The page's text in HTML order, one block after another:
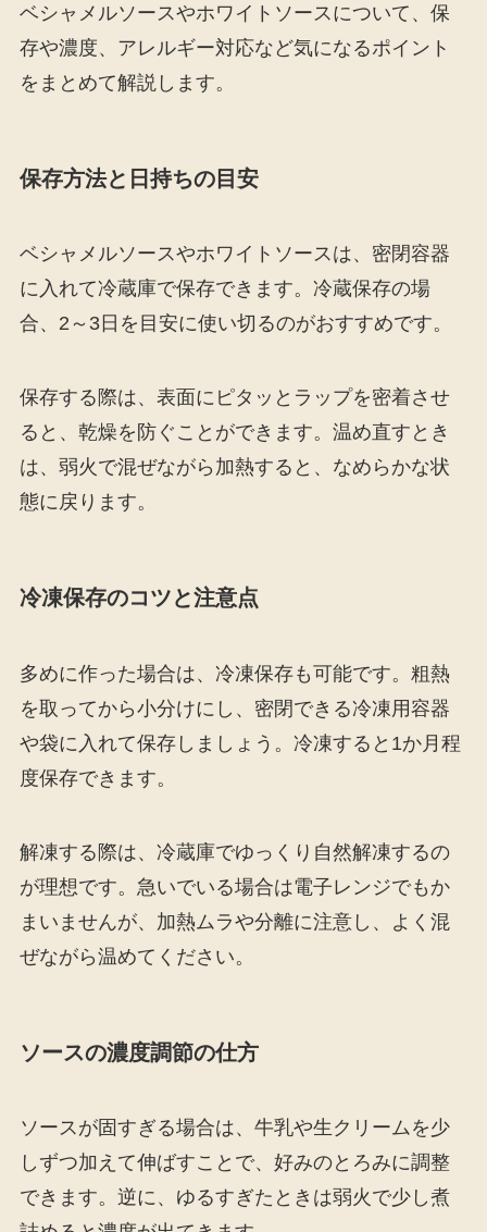
ベシャメルソースやホワイトソースについて、保
存や濃度、アレルギー対応など気になるポイント
をまとめて解説します。
保存方法と日持ちの目安
ベシャメルソースやホワイトソースは、密閉容器
に入れて冷蔵庫で保存できます。冷蔵保存の場
合、2～3日を目安に使い切るのがおすすめです。
保存する際は、表面にピタッとラップを密着させ
ると、乾燥を防ぐことができます。温め直すとき
は、弱火で混ぜながら加熱すると、なめらかな状
態に戻ります。
冷凍保存のコツと注意点
多めに作った場合は、冷凍保存も可能です。粗熱
を取ってから小分けにし、密閉できる冷凍用容器
や袋に入れて保存しましょう。冷凍すると1か月程
度保存できます。
解凍する際は、冷蔵庫でゆっくり自然解凍するの
が理想です。急いでいる場合は電子レンジでもか
まいませんが、加熱ムラや分離に注意し、よく混
ぜながら温めてください。
ソースの濃度調節の仕方
ソースが固すぎる場合は、牛乳や生クリームを少
しずつ加えて伸ばすことで、好みのとろみに調整
できます。逆に、ゆるすぎたときは弱火で少し煮